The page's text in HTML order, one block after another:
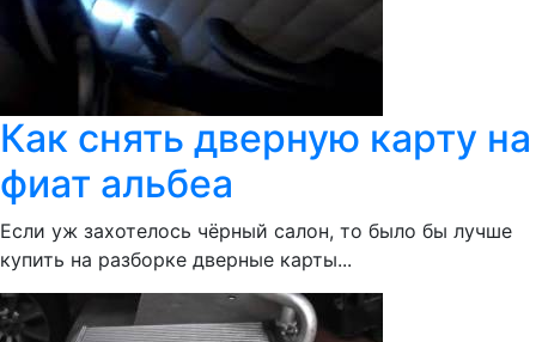
Как снять дверную карту на
фиат альбеа
Если уж захотелось чёрный салон, то было бы лучше
купить на разборке дверные карты...